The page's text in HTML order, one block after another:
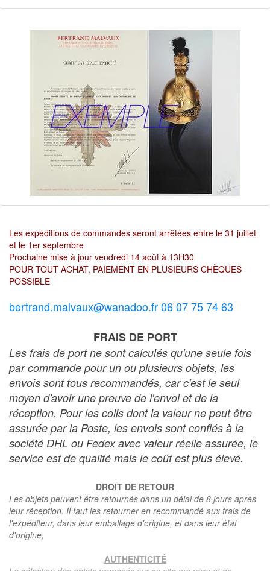
Les expéditions de commandes seront arrêtées entre le 31 juillet
et le 1er septembre
Prochaine mise à jour vendredi 14 août à 13H30
POUR TOUT ACHAT, PAIEMENT EN PLUSIEURS CHÈQUES
POSSIBLE
bertrand.malvaux@wanadoo.fr 06 07 75 74 63
FRAIS DE PORT
Les frais de port ne sont calculés qu'une seule fois
par commande pour un ou plusieurs objets, les
envois sont tous recommandés, car c'est le seul
moyen d'avoir une preuve de l'envoi et de la
réception. Pour les colis dont la valeur ne peut être
assurée par la Poste, les envois sont confiés à la
société DHL ou Fedex avec valeur réelle assurée, le
service est de qualité mais le coût est plus élevé.
DROIT DE RETOUR
Les objets peuvent être retournés dans un délai de 8 jours après
leur réception. Il faut les retourner en recommandé aux frais de
l'expéditeur, dans leur emballage d'origine, et dans leur état
d'origine,
AUTHENTICITÉ